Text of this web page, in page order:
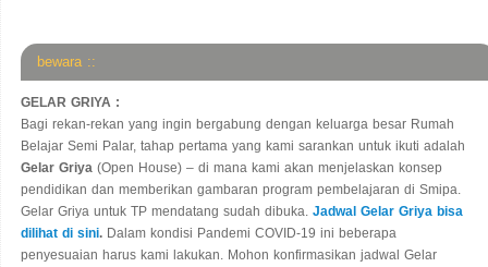
bewara ::
GELAR GRIYA :
Bagi rekan-rekan yang ingin bergabung dengan keluarga besar Rumah
Belajar Semi Palar, tahap pertama yang kami sarankan untuk ikuti adalah
Gelar Griya (Open House) – di mana kami akan menjelaskan konsep
pendidikan dan memberikan gambaran program pembelajaran di Smipa.
Gelar Griya untuk TP mendatang sudah dibuka. Jadwal Gelar Griya bisa
dilihat di sini. Dalam kondisi Pandemi COVID-19 ini beberapa
penyesuaian harus kami lakukan. Mohon konfirmasikan jadwal Gelar